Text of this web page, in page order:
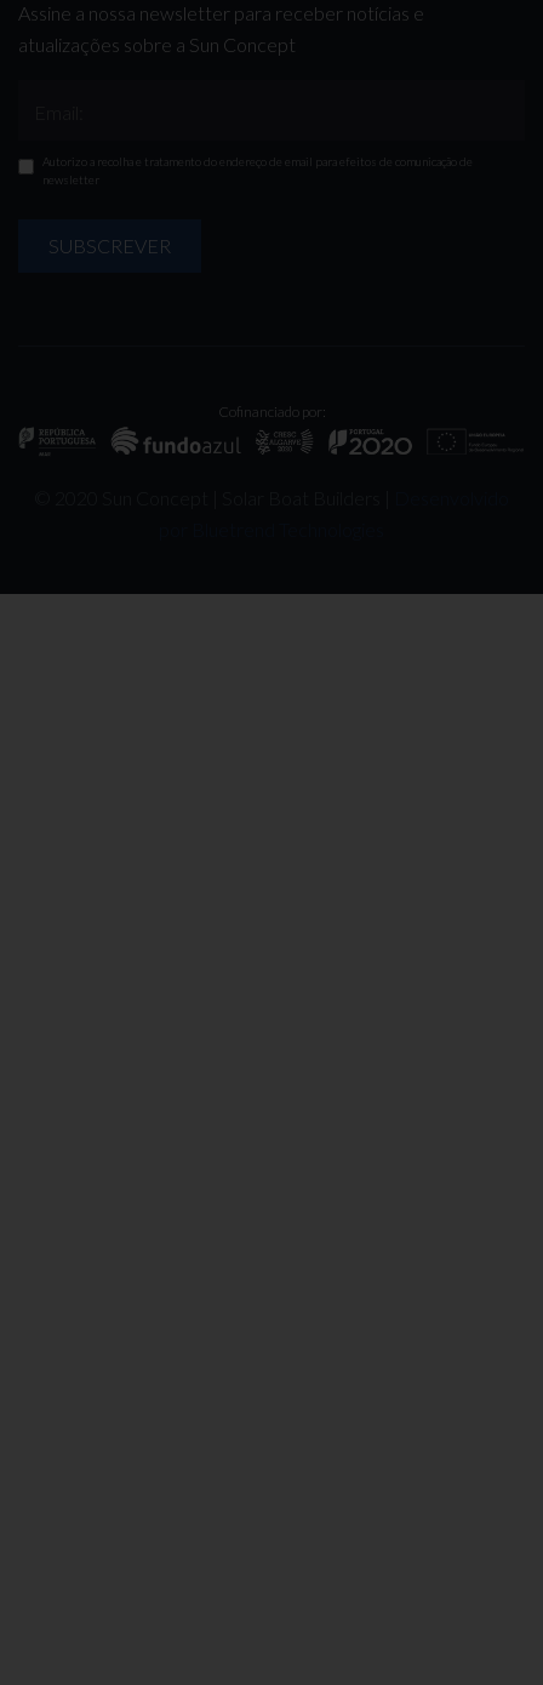
Assine a nossa newsletter para receber notícias e
atualizações sobre a Sun Concept
Autorizo a recolha e tratamento do endereço de email para efeitos de comunicação de
newsletter
SUBSCREVER
Cofinanciado por: